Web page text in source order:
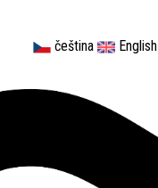
čeština English